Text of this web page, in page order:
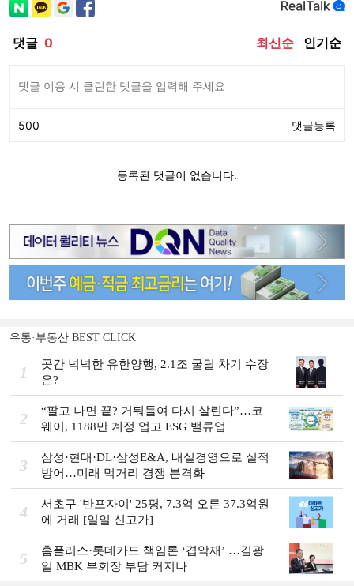
유통·부동산 BEST CLICK
1
곳간 넉넉한 유한양행, 2.1조 굴릴 차기 수장
은?
2
“팔고 나면 끝? 거둬들여 다시 살린다”…코
웨이, 1188만 계정 업고 ESG 밸류업
3
삼성·현대·DL·삼성E&A, 내실경영으로 실적
방어…미래 먹거리 경쟁 본격화
4
서초구 '반포자이' 25평, 7.3억 오른 37.3억원
에 거래 [일일 신고가]
5
홈플러스·롯데카드 책임론 ‘겹악재’ …김광
일 MBK 부회장 부담 커지나